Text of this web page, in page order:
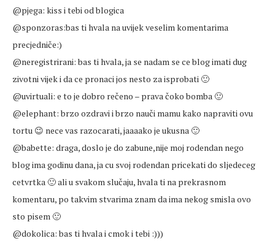
@pjega: kiss i tebi od blogica
@sponzoras:bas ti hvala na uvijek veselim komentarima
precjedniče:)
@neregistrirani: bas ti hvala, ja se nadam se ce blog imati dug
zivotni vijek i da ce pronaci jos nesto za isprobati 🙂
@uvirtuali: e to je dobro rečeno – prava čoko bomba 🙂
@elephant: brzo ozdravi i brzo nauči mamu kako napraviti ovu
tortu 😉 nece vas razocarati, jaaaako je ukusna 🙂
@babette: draga, doslo je do zabune,nije moj rodendan nego
blog ima godinu dana, ja cu svoj rodendan pricekati do sljedeceg
cetvrtka 🙂 ali u svakom slučaju, hvala ti na prekrasnom
komentaru, po takvim stvarima znam da ima nekog smisla ovo
sto pisem 🙂
@dokolica: bas ti hvala i cmok i tebi :)))